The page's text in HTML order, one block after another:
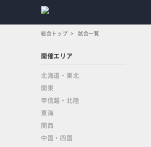
総合トップ 試合一覧
開催エリア
北海道・東北
関東
甲信越・北陸
東海
関西
中国・四国